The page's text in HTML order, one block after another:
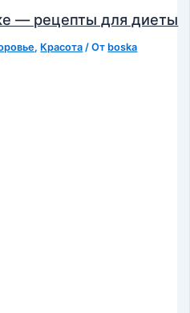
— рецепты для диеты
, Красота / От boska